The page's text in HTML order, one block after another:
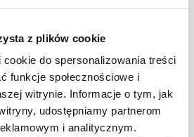
z plików cookie
do spersonalizowania treści
funkcje społecznościowe i
witrynie. Informacje o tym, jak
udostępniamy partnerom
i analitycznym.